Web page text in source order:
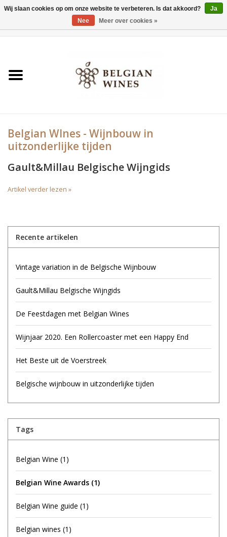
Wijnen
Wijnbar Antwerpen
Over ons
Tasting Tuesdays
Wijndomeinen
Belgian WInes - Wijnbouw in
uitzonderlijke tijden
Gault&Millau Belgische Wijngids
Artikel verder lezen »
Recente artikelen
Vintage variation in de Belgische Wijnbouw
Gault&Millau Belgische Wijngids
De Feestdagen met Belgian Wines
Wijnjaar 2020. Een Rollercoaster met een Happy End
Het Beste uit de Voerstreek
Belgische wijnbouw in uitzonderlijke tijden
Tags
Belgian Wine (1)
Belgian Wine Awards (1)
Belgian Wine guide (1)
Belgian wines (1)
Wij slaan cookies op om onze website te verbeteren. Is dat akkoord?
Ja
Nee
Meer over cookies »